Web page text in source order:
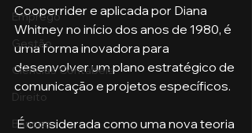
Emprego
Gestão
Ciências Contábeis
Direito
Bancos
Cooperrider e aplicada por Diana
Whitney no início dos anos de 1980, é
uma forma inovadora para
desenvolver um plano estratégico de
comunicação e projetos específicos.
É considerada como uma nova teoria